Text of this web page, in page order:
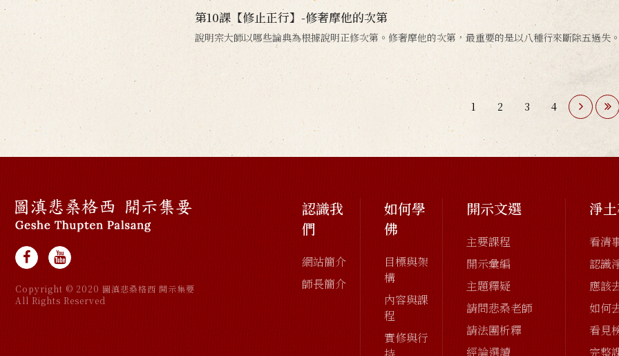
第10課【修止正行】-修奢摩他的次第
說明宗大師以哪些論典為根據說明正修次第。修奢摩他的次第，最重要的是以八種行來斷除五過失
1 2 3 4
Copyright © 2020 圖滇悲桑格西 開示集要
All Rights Reserved
認識我
們
網站簡介
師長簡介
如何學
佛
目標與架
構
內容與課
程
實修與行
開示文選
主要課程
開示彙編
主題釋疑
請問悲桑老師
請法團析釋
經論選讀
淨
看清
認識
應該
如何
看見
完整